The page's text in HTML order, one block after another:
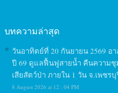
บทความล่าสุด
วันอาทิตย์ที่ 20 กันยายน 2569 อ
ปี 69 ดูแลฟื้นฟูสายน้ำ คืนความ
เสียสัตว์ป่า ภายใน 1 วัน จ.เพชรบุ
8 August 2026 at 12 : 04 PM